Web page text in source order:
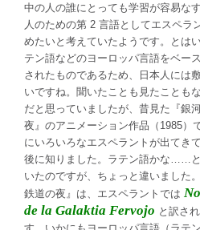
中の人の誰にとっても学習が容易な
人のための第 2 言語としてエスペラ
めたいと考えていたようです。とは
テン語などのヨーロッパ言語をベー
されたものであるため、日本人には
いですね。聞いたことも見たことも
だと思っていましたが、昔見た『銀
夜』のアニメーション作品（1985）
にいろいろなエスペラントが出てき
後に知りました。ラテン語かな……
いたのですが、ちょっと違いました
鉄道の夜』は、エスペラントでは
de la Galaktia Fervojo と訳さ